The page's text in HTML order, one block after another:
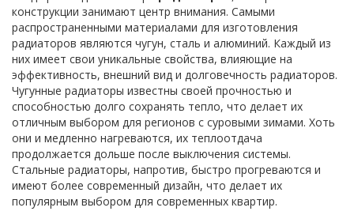
конструкции занимают центр внимания. Самыми
распространенными материалами для изготовления
радиаторов являются чугун, сталь и алюминий. Каждый из
них имеет свои уникальные свойства, влияющие на
эффективность, внешний вид и долговечность радиаторов.
Чугунные радиаторы известны своей прочностью и
способностью долго сохранять тепло, что делает их
отличным выбором для регионов с суровыми зимами. Хоть
они и медленно нагреваются, их теплоотдача
продолжается дольше после выключения системы.
Стальные радиаторы, напротив, быстро прогреваются и
имеют более современный дизайн, что делает их
популярным выбором для современных квартир.